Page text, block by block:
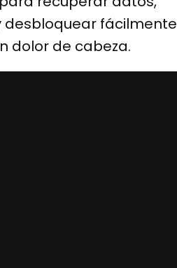
desbloquear fácilmente
dolor de cabeza.